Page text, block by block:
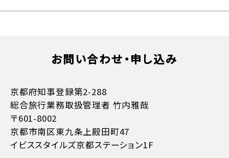
お支払方法詳細はこちら
11日目に当たる日以前
お問い合わせ・申し込み
京都府知事登録第2-288
総合旅行業務取扱管理者 竹内雅哉
〒601-8002
京都市南区東九条上殿田町47
イビススタイルズ京都ステーション1F